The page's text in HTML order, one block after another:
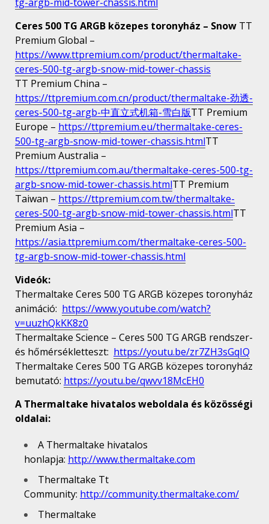
Ceres 500 TG ARGB közepes toronyház – Snow TT
Premium Global –
https://www.ttpremium.com/product/thermaltake-
ceres-500-tg-argb-snow-mid-tower-chassis
TT Premium China –
https://ttpremium.com.cn/product/thermaltake-劲透-
ceres-500-tg-argb-中直立式机箱-雪白版TT Premium
Europe – https://ttpremium.eu/thermaltake-ceres-
500-tg-argb-snow-mid-tower-chassis.htmlTT
Premium Australia –
https://ttpremium.com.au/thermaltake-ceres-500-tg-
argb-snow-mid-tower-chassis.htmlTT Premium
Taiwan – https://ttpremium.com.tw/thermaltake-
ceres-500-tg-argb-snow-mid-tower-chassis.htmlTT
Premium Asia –
https://asia.ttpremium.com/thermaltake-ceres-500-
tg-argb-snow-mid-tower-chassis.html
Videók:
Thermaltake Ceres 500 TG ARGB közepes toronyház
animáció: https://www.youtube.com/watch?
v=uuzhQkKK8z0
Thermaltake Science – Ceres 500 TG ARGB rendszer-
és hőmérsékletteszt: https://youtu.be/zr7ZH3sGqIQ
Thermaltake Ceres 500 TG ARGB közepes toronyház
bemutató: https://youtu.be/qwvv18McEH0
A Thermaltake hivatalos weboldala és közösségi
oldalai:
A Thermaltake hivatalos
honlapja: http://www.thermaltake.com
Thermaltake Tt
Community: http://community.thermaltake.com/
Thermaltake